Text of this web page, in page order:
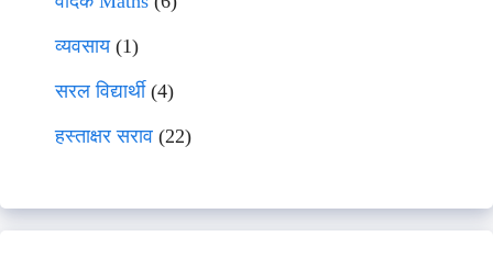
व्यवसाय(1)
सरल विद्यार्थी(4)
हस्ताक्षर सराव (22)